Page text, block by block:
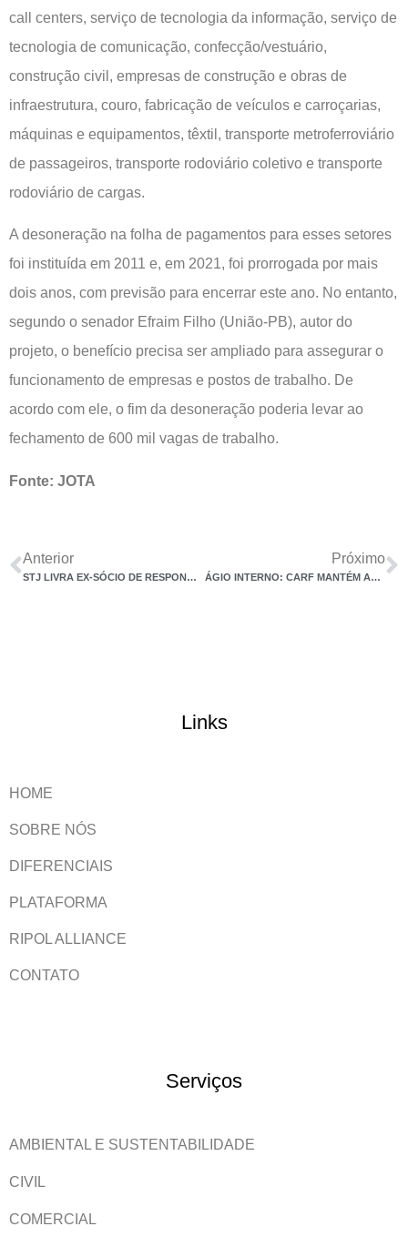
call centers, serviço de tecnologia da informação, serviço de
tecnologia de comunicação, confecção/vestuário,
construção civil, empresas de construção e obras de
infraestrutura, couro, fabricação de veículos e carroçarias,
máquinas e equipamentos, têxtil, transporte metroferroviário
de passageiros, transporte rodoviário coletivo e transporte
rodoviário de cargas.
A desoneração na folha de pagamentos para esses setores
foi instituída em 2011 e, em 2021, foi prorrogada por mais
dois anos, com previsão para encerrar este ano. No entanto,
segundo o senador Efraim Filho (União-PB), autor do
projeto, o benefício precisa ser ampliado para assegurar o
funcionamento de empresas e postos de trabalho. De
acordo com ele, o fim da desoneração poderia levar ao
fechamento de 600 mil vagas de trabalho.
Fonte: JOTA
Anterior
STJ LIVRA EX-SÓCIO DE RESPONDER POR DÍVIDA DE EMPRESA
Próximo
ÁGIO INTERNO: CARF MANTÉM AUTUAÇÃO CONTRA OTIS, MAS AFASTA QUALIFICAÇÃO DA MULTA
Links
HOME
SOBRE NÓS
DIFERENCIAIS
PLATAFORMA
RIPOL ALLIANCE
CONTATO
Serviços
AMBIENTAL E SUSTENTABILIDADE
CIVIL
COMERCIAL